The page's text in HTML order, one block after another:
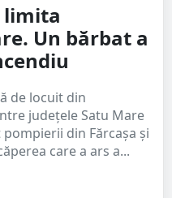
limita
Un bărbat a
de locuit din
județele Satu Mare
din Fărcașa și
care a ars a...